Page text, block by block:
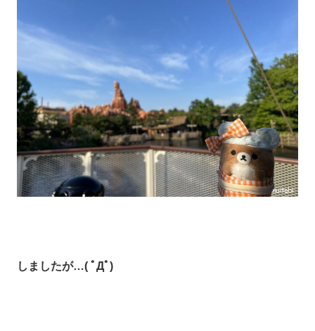
しましたが…( ﾟДﾟ)